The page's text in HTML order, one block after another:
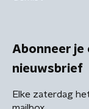
Abonneer je
nieuwsbrief
Elke zaterdag